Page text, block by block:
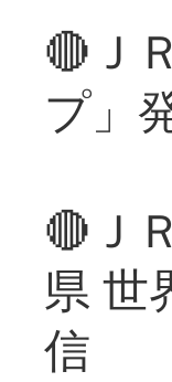
🔴Ｊ
プ」
🔴Ｊ
県 世
信